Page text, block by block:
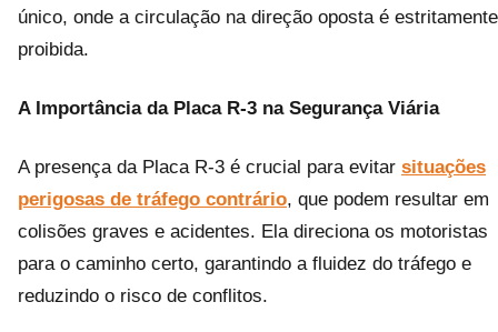
único, onde a circulação na direção oposta é estritamente
proibida.
A Importância da Placa R-3 na Segurança Viária
A presença da Placa R-3 é crucial para evitar situações
perigosas de tráfego contrário, que podem resultar em
colisões graves e acidentes. Ela direciona os motoristas
para o caminho certo, garantindo a fluidez do tráfego e
reduzindo o risco de conflitos.